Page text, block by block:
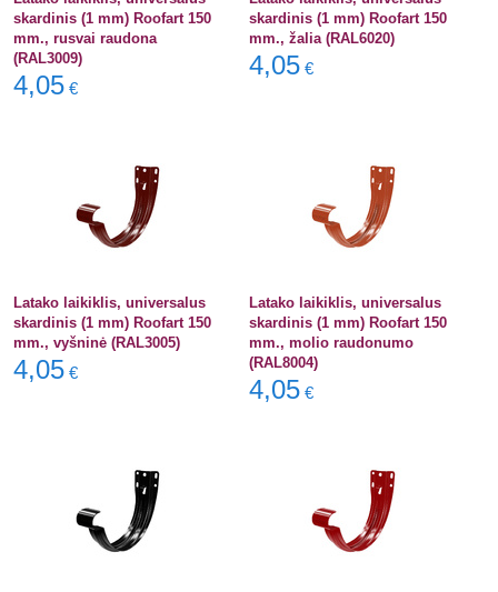
skardinis (1 mm) Roofart 150
mm., rusvai raudona
(RAL3009)
4,05 €
skardinis (1 mm) Roofart 150
mm., žalia (RAL6020)
4,05 €
Latako laikiklis, universalus
skardinis (1 mm) Roofart 150
mm., vyšninė (RAL3005)
4,05 €
Latako laikiklis, universalus
skardinis (1 mm) Roofart 150
mm., molio raudonumo
(RAL8004)
4,05 €